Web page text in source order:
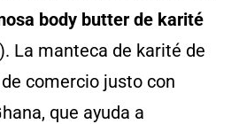
body butter de karité
La manteca de karité de
comercio justo con
que ayuda a